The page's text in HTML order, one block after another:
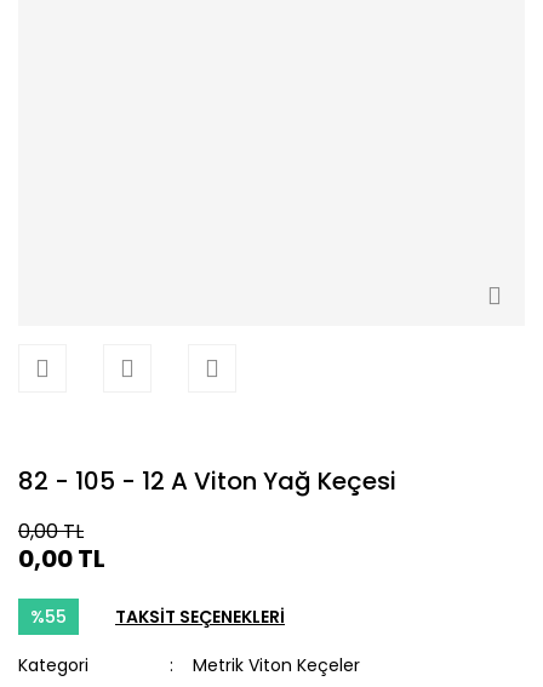
82 - 105 - 12 A Viton Yağ Keçesi
0,00 TL
0,00 TL
%55 TAKSİT SEÇENEKLERİ
Kategori
Metrik Viton Keçeler